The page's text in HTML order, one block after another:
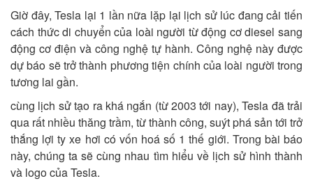
Giờ đây, Tesla lại 1 lần nữa lặp lại lịch sử lúc đang cải tiến
cách thức di chuyển của loài người từ động cơ diesel sang
động cơ điện và công nghệ tự hành. Công nghệ này được
dự báo sẽ trở thành phương tiện chính của loài người trong
tương lai gần.
cùng lịch sử tạo ra khá ngắn (từ 2003 tới nay), Tesla đã trải
qua rất nhiều thăng trầm, từ thành công, suýt phá sản tới trở
thắng lợi ty xe hơi có vốn hoá số 1 thế giới. Trong bài báo
này, chúng ta sẽ cùng nhau tìm hiểu về lịch sử hình thành
và logo của Tesla.